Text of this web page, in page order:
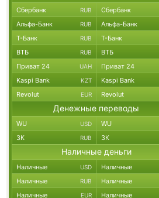
Сбербанк RUB Сбербанк
Альфа-Банк RUB Альфа-Банк
Т-Банк RUB Т-Банк
ВТБ RUB ВТБ
Приват 24 UAH Приват 24
Kaspi Bank KZT Kaspi Bank
Revolut EUR Revolut
Денежные переводы
WU USD WU
ЗК RUB ЗК
Наличные деньги
Наличные USD Наличные
Наличные RUB Наличные
Наличные EUR Наличные